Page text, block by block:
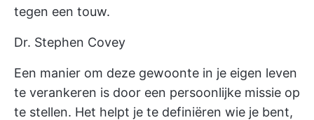
tegen een touw.
Dr. Stephen Covey
Een manier om deze gewoonte in je eigen leven
te verankeren is door een persoonlijke missie op
te stellen. Het helpt je te definiëren wie je bent,